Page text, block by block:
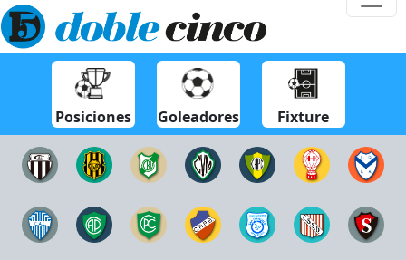
Posiciones Goleadores Fixture